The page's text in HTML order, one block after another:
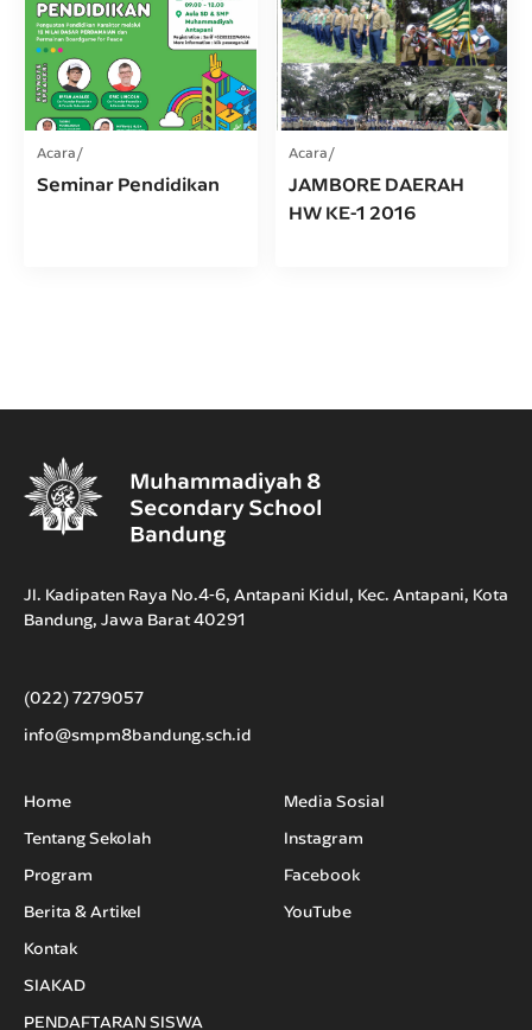
Acara
Seminar Pendidikan
Acara
JAMBORE DAERAH
HW KE-1 2016
Jl. Kadipaten Raya No.4-6, Antapani Kidul, Kec. Antapani, Kota
Bandung, Jawa Barat 40291
(022) 7279057
info@smpm8bandung.sch.id
Home
Tentang Sekolah
Program
Berita & Artikel
Kontak
SIAKAD
PENDAFTARAN SISWA
Media Sosial
Instagram
Facebook
YouTube